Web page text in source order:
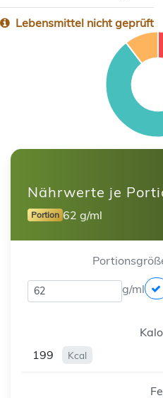
Lebensmittel nicht geprüft
Nährwerte je
Portion 62 g/ml
g/ml
199
Kcal